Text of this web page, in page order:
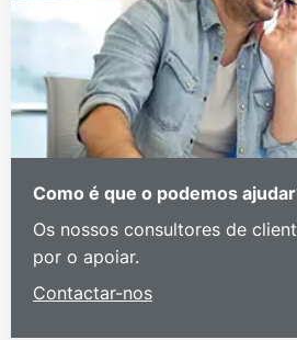
Como é que o podemos
Os nossos consultores de
por o apoiar.
Contactar-nos